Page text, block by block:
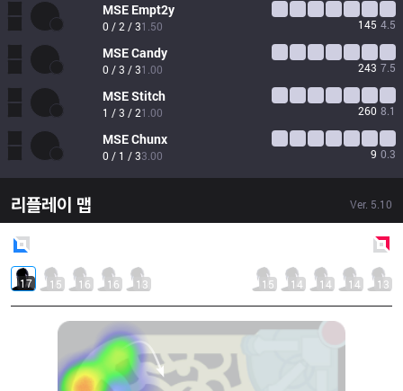
MSE Empt2y
0 / 2 / 31.50 145 4.5
MSECandy
0 / 3 / 31.00 243 7.5
MSEStitch
1 / 3 / 21.00 260 8.1
MSEChunx
0 / 1 / 33.00 9 0.3
리플레이 맵 Ver. 5.10
17 15 16 16 13 15 14 14 14 13